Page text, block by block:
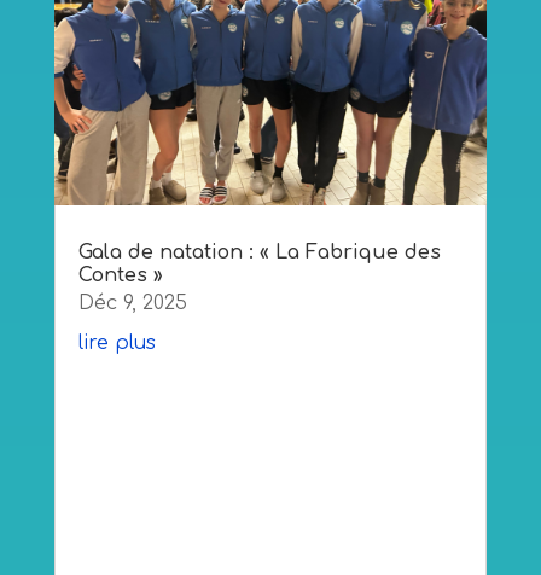
Gala de natation : « La Fabrique des
Contes »
Déc 9, 2025
lire plus